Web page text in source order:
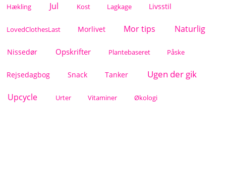
Hækling Jul Kost Lagkage Livsstil
LovedClothesLast Morlivet Mor tips Naturlig
Nissedør Opskrifter Plantebaseret Påske
Rejsedagbog Snack Tanker Ugen der gik
Upcycle Urter Vitaminer Økologi